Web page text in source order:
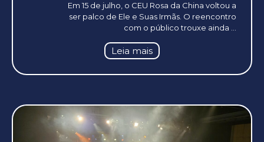
Em 15 de julho, o CEU Rosa da China voltou a
ser palco de Ele e Suas Irmãs. O reencontro
com o público trouxe ainda ...
Leia mais